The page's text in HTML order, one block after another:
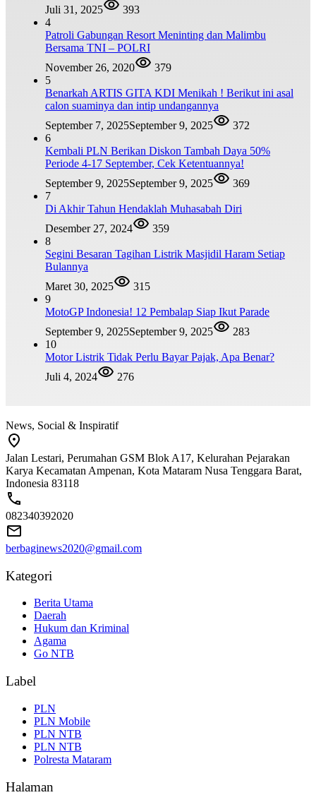
Juli 31, 2025
393
4
Patroli Gabungan Resort Meninting dan Malimbu
Bersama TNI – POLRI
November 26, 2020
379
5
Benarkah ARTIS GITA KDI Menikah ! Berikut ini asal
calon suaminya dan intip undangannya
September 7, 2025September 9, 2025
372
6
Kembali PLN Berikan Diskon Tambah Daya 50%
Periode 4-17 September, Cek Ketentuannya!
September 9, 2025September 9, 2025
369
7
Di Akhir Tahun Hendaklah Muhasabah Diri
Desember 27, 2024
359
8
Segini Besaran Tagihan Listrik Masjidil Haram Setiap
Bulannya
Maret 30, 2025
315
9
MotoGP Indonesia! 12 Pembalap Siap Ikut Parade
September 9, 2025September 9, 2025
283
10
Motor Listrik Tidak Perlu Bayar Pajak, Apa Benar?
Juli 4, 2024
276
News, Social & Inspiratif
Jalan Lestari, Perumahan GSM Blok A17, Kelurahan Pejarakan
Karya Kecamatan Ampenan, Kota Mataram Nusa Tenggara Barat,
Indonesia 83118
082340392020
berbaginews2020@gmail.com
Kategori
Berita Utama
Daerah
Hukum dan Kriminal
Agama
Go NTB
Label
PLN
PLN Mobile
PLN NTB
PLN NTB
Polresta Mataram
Halaman